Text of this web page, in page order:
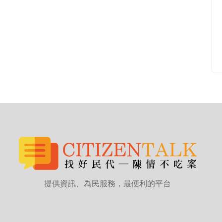
提供資訊、為民服務，最便利的平台